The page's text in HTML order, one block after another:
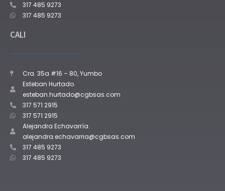
317 485 9273
317 485 9273
CALI
Cra. 35a #16 – 80, Yumbo
Esteban Hurtado.
esteban.hurtado@cgbsas.com
317 571 2915
317 571 2915
Alejandra Echavarría.
alejandra.echavarria@cgbsas.com
317 485 9273
317 485 9273